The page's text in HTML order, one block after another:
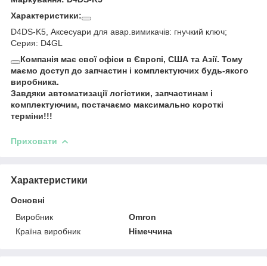
Характеристики:
D4DS-K5, Аксесуари для авар.вимикачів: гнучкий ключ;
Серия: D4GL
Компанія має свої офіси в Європі, США та Азії. Тому
маємо доступ до запчастин і комплектуючих будь-якого
виробника.
Завдяки автоматизації логістики, запчастинам і
комплектуючим, постачаємо максимально короткі
терміни!!!
Приховати
Характеристики
Основні
Виробник
Omron
Країна виробник
Німеччина